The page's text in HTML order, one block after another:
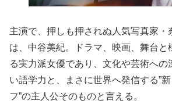
主演で、押しも押されぬ人気写真家・
は、中谷美紀。ドラマ、映画、舞台と
る実力派女優であり、文化や芸術への
い語学力と、まさに世界へ発信する”
フ”の主人公そのものと言える。